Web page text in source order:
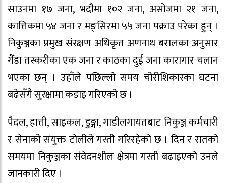
साउनमा १७ जना, भदौमा १०२ जना, असोजमा २१ जना,
कात्तिकमा ५४ जना र मङ्सिरमा ५५ जना पक्राउ परेका हुन् ।
निकुञ्जका प्रमुख संरक्षण अधिकृत अणनाथ बरालका अनुसार
गैँडा तस्करीका एक जना र काठका दुई जना कारागार चलान
भएका छन् । उहाँले पछिल्लो समय चोरीशिकारका घटना
बढेसँगै सुरक्षामा कडाइ गरिएको छ ।
पैदल, हात्ती, साइकल, डुङ्गा, गाडीलगायतबाट निकुञ्ज कर्मचारी
र सेनाको संयुक्त टोलीले गस्ती गरिरहेको छ । दिन र रातको
समयमा निकुञ्जका संवेदनशील क्षेत्रमा गस्ती बढाइएको उनले
जानकारी दिए ।